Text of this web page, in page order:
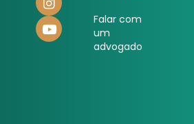
Falar com
um
advogado